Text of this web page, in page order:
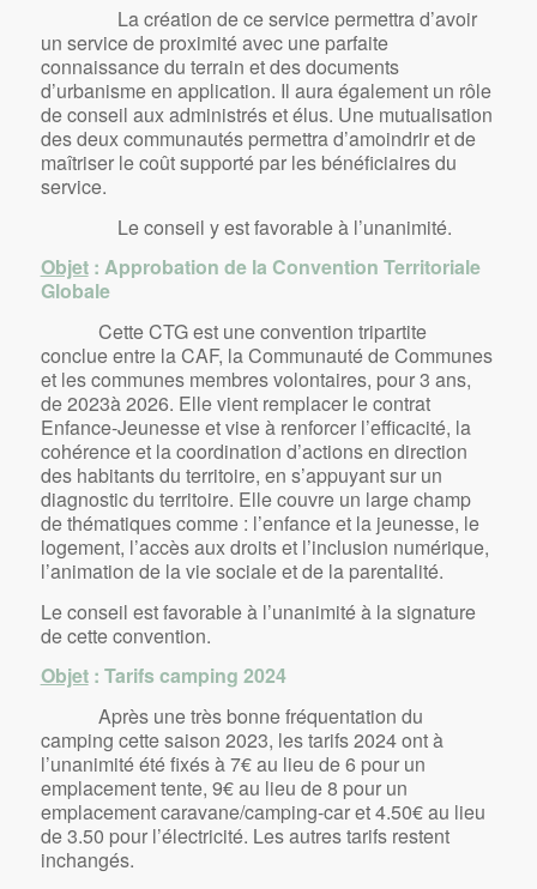
La création de ce service permettra d’avoir
un service de proximité avec une parfaite
connaissance du terrain et des documents
d’urbanisme en application. Il aura également un rôle
de conseil aux administrés et élus. Une mutualisation
des deux communautés permettra d’amoindrir et de
maîtriser le coût supporté par les bénéficiaires du
service.
Le conseil y est favorable à l’unanimité.
Objet: Approbation de la Convention Territoriale
Globale
Cette CTG est une convention tripartite
conclue entre la CAF, la Communauté de Communes
et les communes membres volontaires, pour 3 ans,
de 2023à 2026. Elle vient remplacer le contrat
Enfance-Jeunesse et vise à renforcer l’efficacité, la
cohérence et la coordination d’actions en direction
des habitants du territoire, en s’appuyant sur un
diagnostic du territoire. Elle couvre un large champ
de thématiques comme : l’enfance et la jeunesse, le
logement, l’accès aux droits et l’inclusion numérique,
l’animation de la vie sociale et de la parentalité.
Le conseil est favorable à l’unanimité à la signature
de cette convention.
Objet: Tarifs camping 2024
Après une très bonne fréquentation du
camping cette saison 2023, les tarifs 2024 ont à
l’unanimité été fixés à 7€ au lieu de 6 pour un
emplacement tente, 9€ au lieu de 8 pour un
emplacement caravane/camping-car et 4.50€ au lieu
de 3.50 pour l’électricité. Les autres tarifs restent
inchangés.